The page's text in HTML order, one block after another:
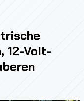
12-Volt-